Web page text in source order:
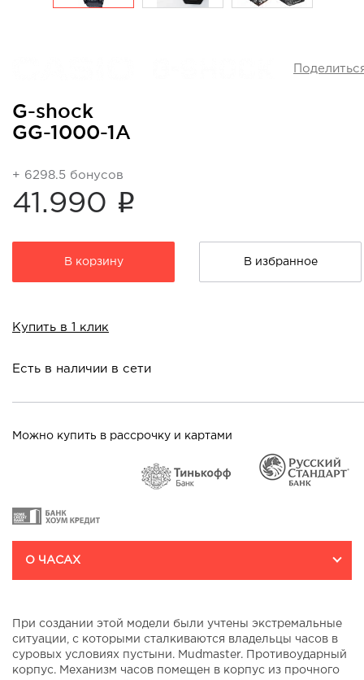
G-shock
GG-1000-1A
+ 6298.5 бонусов
41.990 i
В корзину В избранное
Купить в 1 клик
Есть в наличии в сети
Можно купить в рассрочку и картами
О ЧАСАХ
При создании этой модели были учтены экстремальные
ситуации, с которыми сталкиваются владельцы часов в
суровых условиях пустыни. Mudmaster. Противоударный
корпус. Механизм часов помещен в корпус из прочного